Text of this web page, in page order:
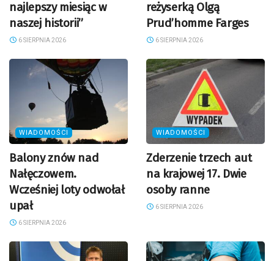
najlepszy miesiąc w
naszej historii”
6 SIERPNIA 2026
reżyserką Olgą
Prud’homme Farges
6 SIERPNIA 2026
WIADOMOŚCI
Balony znów nad
Nałęczowem.
Wcześniej loty odwołał
upał
6 SIERPNIA 2026
WIADOMOŚCI
Zderzenie trzech aut
na krajowej 17. Dwie
osoby ranne
6 SIERPNIA 2026